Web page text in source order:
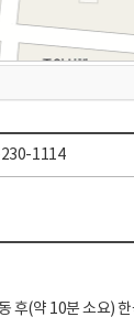
1114
(약 10분 소요)